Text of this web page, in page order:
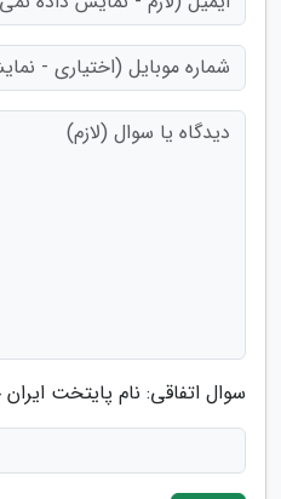
سوال اتفاقی: نام پایتخت